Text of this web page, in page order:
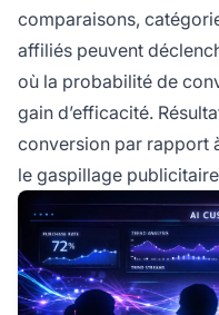
comparaisons,
affiliés peuvent
où la probabilité de
gain d’efficacité.
conversion par rapport
le gaspillage